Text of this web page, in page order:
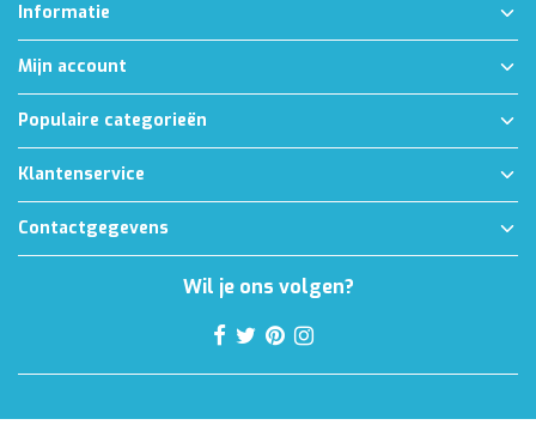
Informatie
Mijn account
Populaire categorieën
Klantenservice
Contactgegevens
Wil je ons volgen?